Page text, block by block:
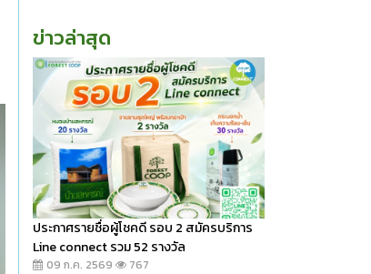
ข่าวล่าสุด
ประกาศรายชื่อผู้โชคดี รอบ 2 สมัครบริการ
Line connect รวม 52 รางวัล
09 ก.ค. 2569 767